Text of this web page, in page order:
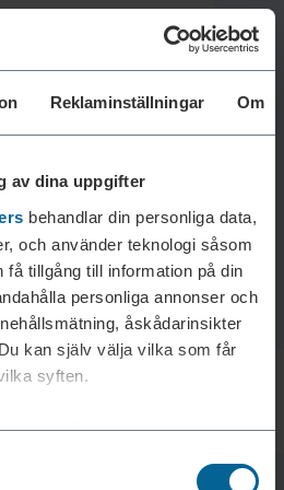
Reklaminställningar Om
av dina uppgifter
behandlar din personliga data,
och använder teknologi såsom
tillgång till information på din
personliga annonser och
åskådarinsikter
kan själv välja vilka som får
syften.
även vilja:
på upp till flera meter
reklam...